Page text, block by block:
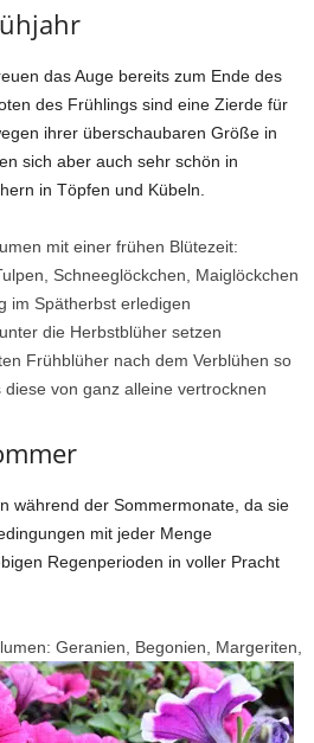
das Auge bereits zum Ende des
des Frühlings sind eine Zierde für
ihrer überschaubaren Größe in
sich aber auch sehr schön in
in Töpfen und Kübeln.
mit einer frühen Blütezeit:
Schneeglöckchen, Maiglöckchen
im Spätherbst erledigen
die Herbstblüher setzen
Frühblüher nach dem Verblühen so
von ganz alleine vertrocknen
während der Sommermonate, da sie
mit jeder Menge
Regenperioden in voller Pracht
Geranien, Begonien, Margeriten,